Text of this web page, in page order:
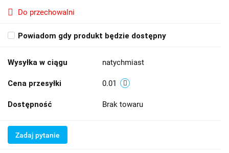
Do przechowalni
Powiadom gdy produkt będzie dostępny
Wysyłka w ciągu natychmiast
Cena przesyłki 0.01
Dostępność Brak towaru
Zadaj pytanie